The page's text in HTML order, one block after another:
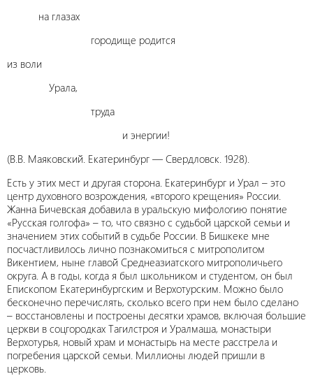
на глазах
городище родится
из воли
Урала,
труда
и энергии!
(В.В. Маяковский. Екатеринбург — Свердловск. 1928).
Есть у этих мест и другая сторона. Екатеринбург и Урал – это
центр духовного возрождения, «второго крещения» России.
Жанна Бичевская добавила в уральскую мифологию понятие
«Русская голгофа» – то, что связно с судьбой царской семьи и
значением этих событий в судьбе России. В Бишкеке мне
посчастливилось лично познакомиться с митрополитом
Викентием, ныне главой Среднеазиатского митрополичьего
округа. А в годы, когда я был школьником и студентом, он был
Епископом Екатеринбургским и Верхотурским. Можно было
бесконечно перечислять, сколько всего при нем было сделано
– восстановлены и построены десятки храмов, включая большие
церкви в соцгородках Тагилстроя и Уралмаша, монастыри
Верхотурья, новый храм и монастырь на месте расстрела и
погребения царской семьи. Миллионы людей пришли в
церковь.